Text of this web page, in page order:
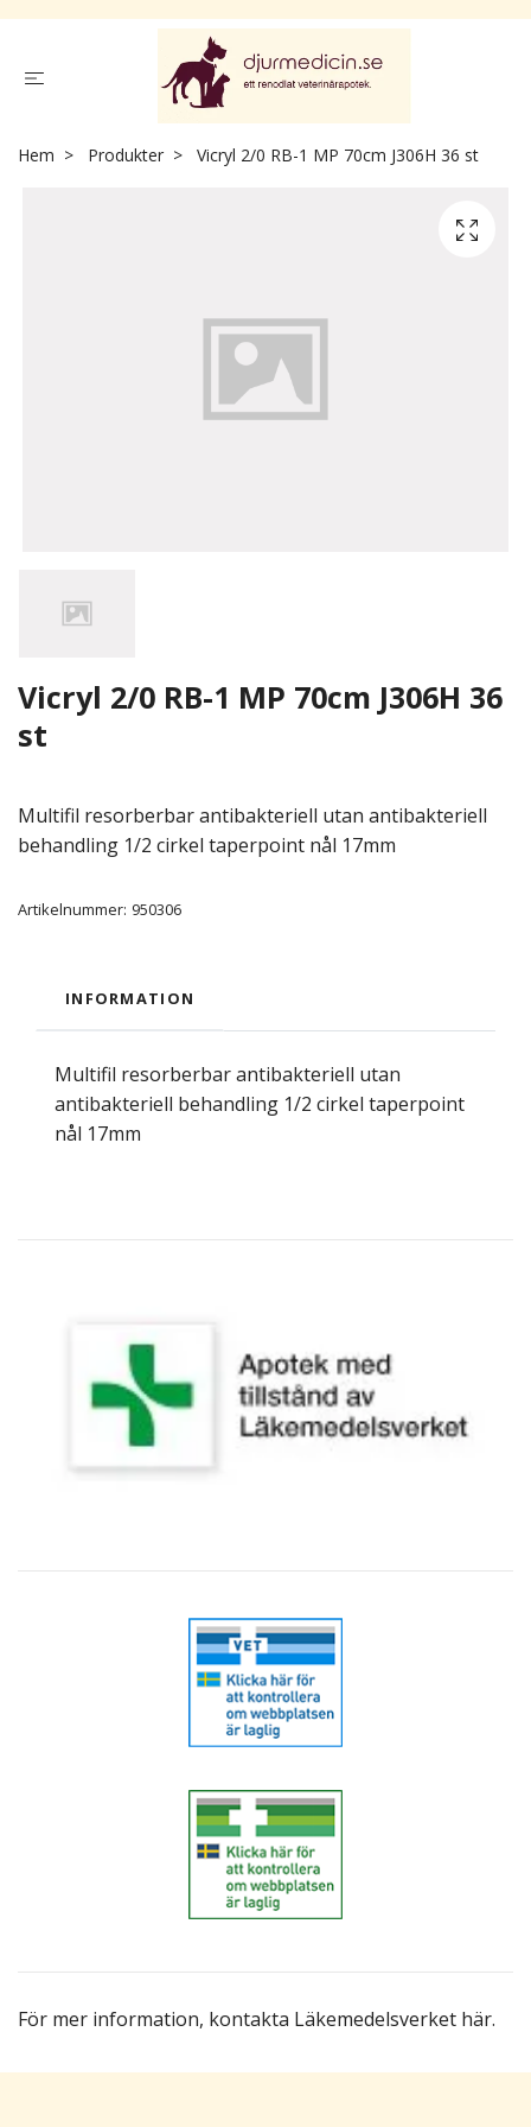
För mer information, kontakta Läkemedelsverket här.
Hem Produkter Vicryl 2/0 RB-1 MP 70cm J306H 36 st
Vicryl 2/0 RB-1 MP 70cm J306H 36
st
Multifil resorberbar antibakteriell utan antibakteriell
behandling 1/2 cirkel taperpoint nål 17mm
Artikelnummer: 950306
INFORMATION
Multifil resorberbar antibakteriell utan
antibakteriell behandling 1/2 cirkel taperpoint
nål 17mm